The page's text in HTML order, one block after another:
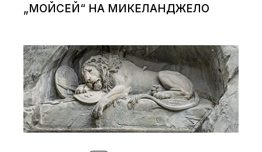
„МОЙСЕЙ“ НА МИКЕЛАНДЖЕЛО